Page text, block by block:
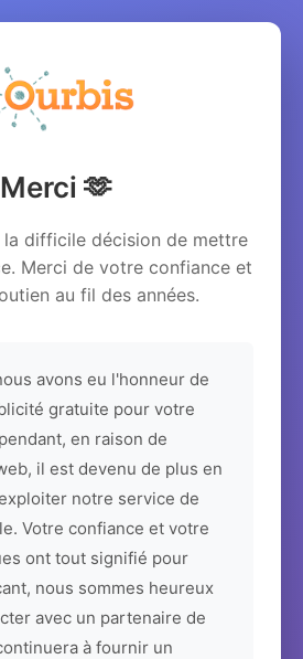
Merci 🫶
la difficile décision de mettre
Merci de votre confiance et
au fil des années.
avons eu l'honneur de
gratuite pour votre
en raison de
il est devenu de plus en
notre service de
Votre confiance et votre
ont tout signifié pour
nous sommes heureux
avec un partenaire de
à fournir un